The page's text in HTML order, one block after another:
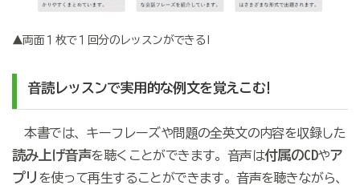
▲両面１枚で１回分のレッスンができる!
音読レッスンで実用的な例文を覚えこむ!
本書では、キーフレーズや問題の全英文の内容を収録した
読み上げ音声を聴くことができます。音声は付属のCDやア
プリ を使って再生することができます。音声を聴きながら、